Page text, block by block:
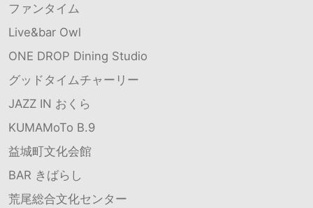
ファンタイム
Live&bar Owl
ONE DROP Dining Studio
グッドタイムチャーリー
JAZZ IN おくら
KUMAMoTo B.9
益城町文化会館
BAR きばらし
荒尾総合文化センター